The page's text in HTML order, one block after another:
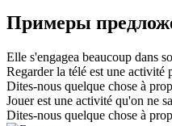
Примеры
Elle s'engagea beaucoup dans
Regarder la télé est une activité
Dites-nous quelque chose à
Jouer est une activité qu'on ne
Dites-nous quelque chose à